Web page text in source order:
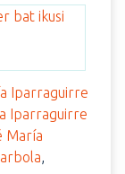
Iparraguirre
Iparraguirre
María
,